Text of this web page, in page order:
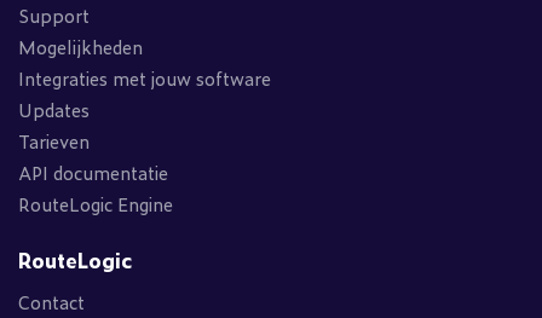
Support
Mogelijkheden
Integraties met jouw software
Updates
Tarieven
API documentatie
RouteLogic Engine
RouteLogic
Contact